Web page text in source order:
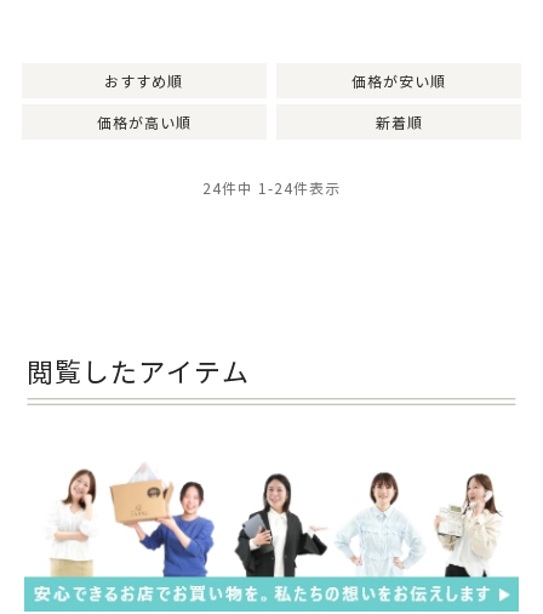
おすすめ順 価格が安い順
価格が高い順 新着順
24件中 1-24件表示
閲覧したアイテム